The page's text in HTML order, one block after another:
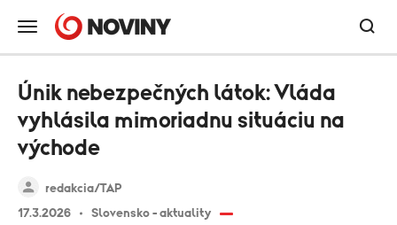
redakcia/TAP
17.3.2026
Slovensko - aktuality
Únik nebezpečných látok: Vláda
vyhlásila mimoriadnu situáciu na
východe